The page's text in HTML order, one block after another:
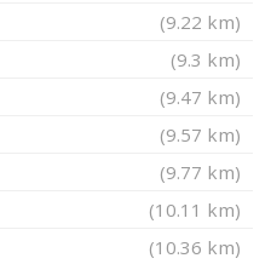
(9.22 km)
(9.3 km)
(9.47 km)
(9.57 km)
(9.77 km)
(10.11 km)
(10.36 km)